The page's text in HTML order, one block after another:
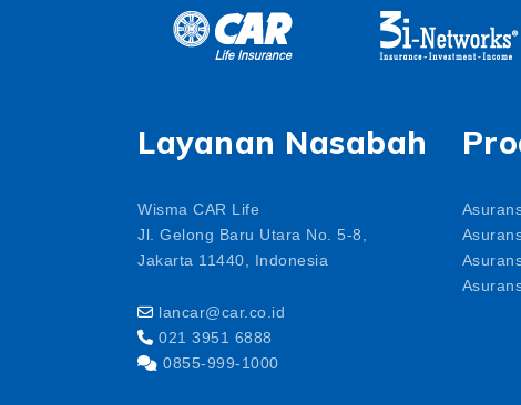
Layanan Nasabah
Wisma CAR Life
Jl. Gelong Baru Utara No. 5-8,
Jakarta 11440, Indonesia
lancar@car.co.id
021 3951 6888
0855-999-1000